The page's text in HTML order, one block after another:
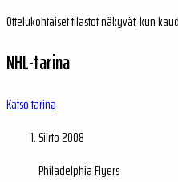
Ottelukohtaiset tilastot näkyvät, kun
NHL-tarina
Katso tarina
Siirto2008
Philadelphia Flyers